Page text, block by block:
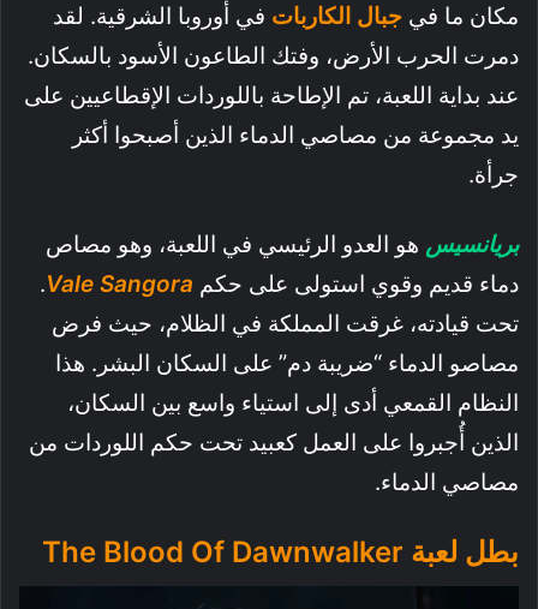
مكان ما في جبال الكاربات في أوروبا الشرقية. لقد
دمرت الحرب الأرض، وفتك الطاعون الأسود بالسكان.
عند بداية اللعبة، تم الإطاحة باللوردات الإقطاعيين على
يد مجموعة من مصاصي الدماء الذين أصبحوا أكثر
جرأة.
بريانسيس هو العدو الرئيسي في اللعبة، وهو مصاص
دماء قديم وقوي استولى على حكم Vale Sangora
.
تحت قيادته، غرقت المملكة في الظلام، حيث فرض
مصاصو الدماء “ضريبة دم” على السكان البشر. هذا
النظام القمعي أدى إلى استياء واسع بين السكان،
الذين أُجبروا على العمل كعبيد تحت حكم اللوردات من
مصاصي الدماء.
بطل لعبة The Blood Of Dawnwalker